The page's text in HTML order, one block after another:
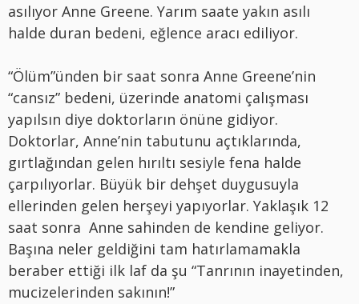
asılıyor Anne Greene. Yarım saate yakın asılı
halde duran bedeni, eğlence aracı ediliyor.
“Ölüm”ünden bir saat sonra Anne Greene’nin
“cansız” bedeni, üzerinde anatomi çalışması
yapılsın diye doktorların önüne gidiyor.
Doktorlar, Anne’nin tabutunu açtıklarında,
gırtlağından gelen hırıltı sesiyle fena halde
çarpılıyorlar. Büyük bir dehşet duygusuyla
ellerinden gelen herşeyi yapıyorlar. Yaklaşık 12
saat sonra Anne sahinden de kendine geliyor.
Başına neler geldiğini tam hatırlamamakla
beraber ettiği ilk laf da şu “Tanrının inayetinden,
mucizelerinden sakının!”